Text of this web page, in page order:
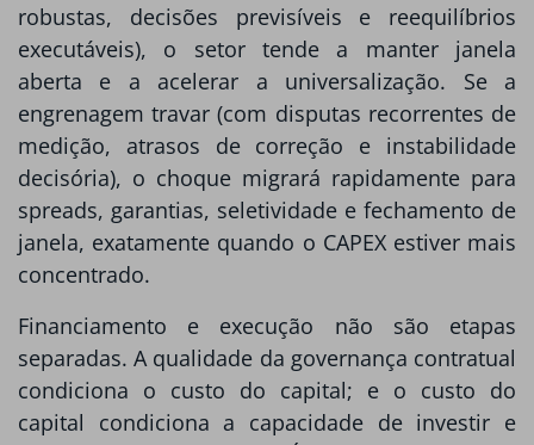
robustas, decisões previsíveis e reequilíbrios
executáveis), o setor tende a manter janela
aberta e a acelerar a universalização. Se a
engrenagem travar (com disputas recorrentes de
medição, atrasos de correção e instabilidade
decisória), o choque migrará rapidamente para
spreads, garantias, seletividade e fechamento de
janela, exatamente quando o CAPEX estiver mais
concentrado.
Financiamento e execução não são etapas
separadas. A qualidade da governança contratual
condiciona o custo do capital; e o custo do
capital condiciona a capacidade de investir e